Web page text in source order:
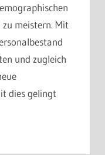
meistern. Mit
und zugleich
dies gelingt
die Organisation.
das Problem
Es liegt daran,
entscheiden